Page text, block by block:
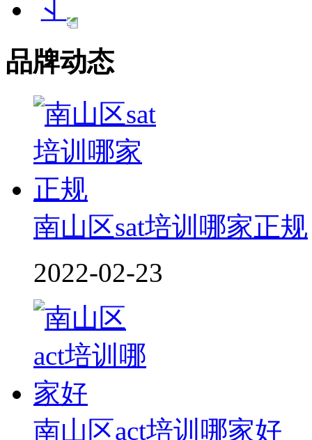
品牌动态
南山区sat培训哪家正规
2022-02-23
南山区act培训哪家好